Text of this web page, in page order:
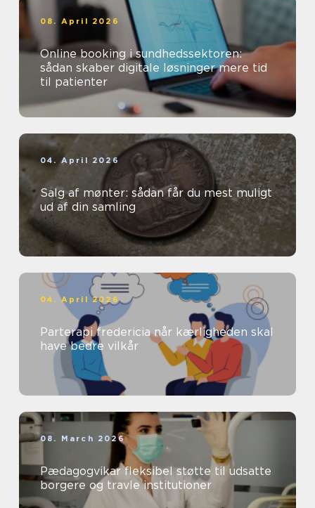
08. April 2026
Online booking i sundhedssektoren:
sådan skaber digitale løsninger mere tid
til patienter
04. April 2026
Salg af mønter: sådan får du mest muligt
ud af din samling
04. April 2026
Parterapi fredericia når kærligheden skal
have bedre vilkår
08. March 2026
Pædagogvikar fleksibel støtte til udsatte
borgere og travle institutioner